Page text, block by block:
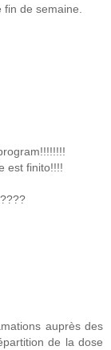
de semaine.
est finito!!!!
auprès des
de la dose